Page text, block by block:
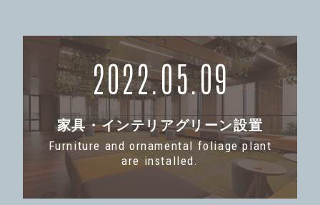
2022.05.09
家具・インテリアグリーン設置
Furniture and ornamental foliage plant
are installed.